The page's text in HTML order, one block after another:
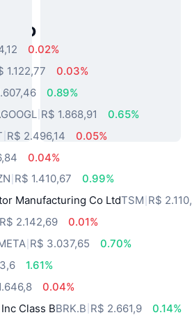
Real Populares
0.02%
1.122,77
0.03%
0.89%
GOOGL R$ 1.868,91
0.65%
R$ 2.496,14
0.05%
0.04%
R$ 1.410,67
0.99%
Manufacturing Co LtdTSM R$
R$ 2.142,69
0.01%
R$ 3.037,65
0.70%
1.61%
0.04%
Class BBRK.B R$ 2.661,9
0.14%